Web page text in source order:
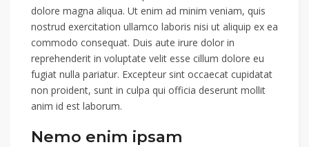
dolore magna aliqua. Ut enim ad minim veniam, quis
nostrud exercitation ullamco laboris nisi ut aliquip ex ea
commodo consequat. Duis aute irure dolor in
reprehenderit in voluptate velit esse cillum dolore eu
fugiat nulla pariatur. Excepteur sint occaecat cupidatat
non proident, sunt in culpa qui officia deserunt mollit
anim id est laborum.
Nemo enim ipsam